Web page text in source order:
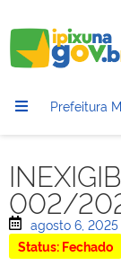
Prefeitura
002/
agosto 6, 2025
Status: Fechado